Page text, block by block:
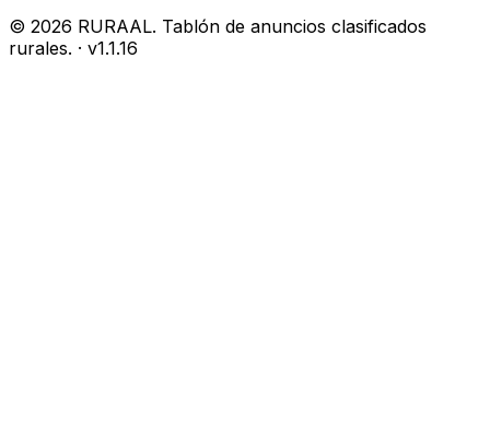
© 2026 RURAAL. Tablón de anuncios clasificados
rurales. · v1.1.16